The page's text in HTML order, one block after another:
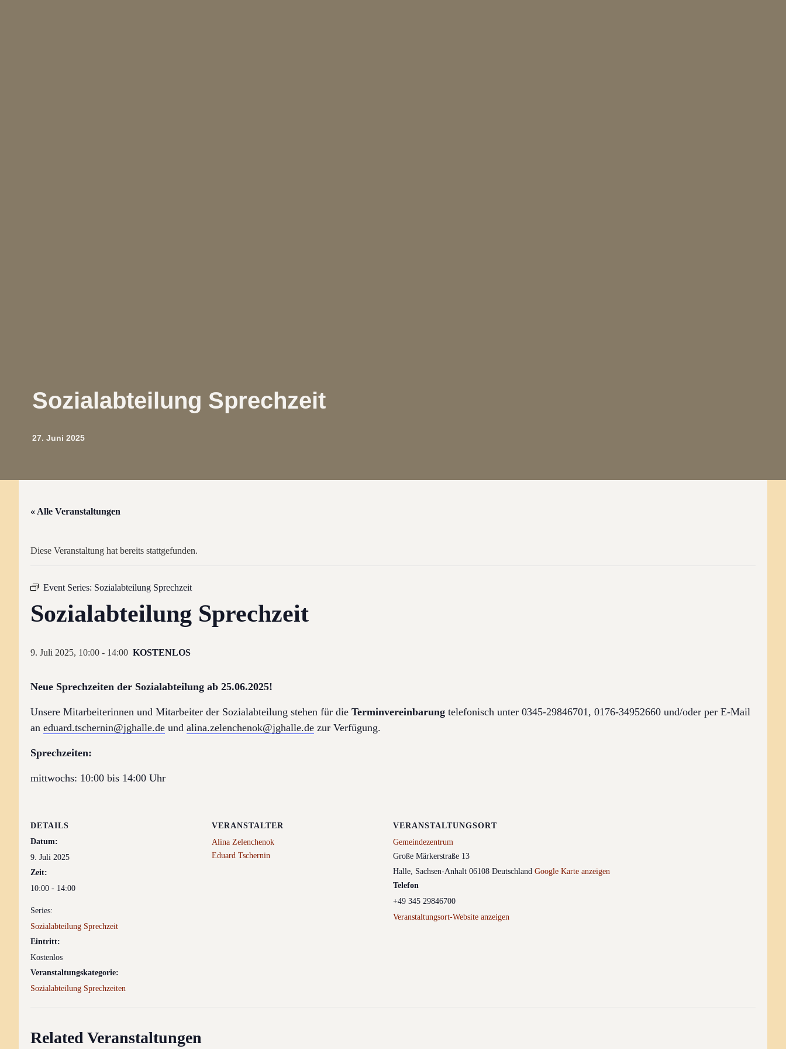
Sozialabteilung Sprechzeit
27. Juni 2025
« Alle Veranstaltungen
Diese Veranstaltung hat bereits stattgefunden.
Event Series: Sozialabteilung Sprechzeit
Sozialabteilung Sprechzeit
9. Juli 2025, 10:00 - 14:00 KOSTENLOS
Neue Sprechzeiten der Sozialabteilung ab 25.06.2025!
Unsere Mitarbeiterinnen und Mitarbeiter der Sozialabteilung stehen für die Terminvereinbarung telefonisch unter 0345-29846701, 0176-34952660 und/oder per E-Mail
an eduard.tschernin@jghalle.de und alina.zelenchenok@jghalle.de zur Verfügung.
Sprechzeiten:
mittwochs: 10:00 bis 14:00 Uhr
DETAILS
Datum:
9. Juli 2025
Zeit:
10:00 - 14:00
Series:
Sozialabteilung Sprechzeit
Eintritt:
Kostenlos
Veranstaltungskategorie:
Sozialabteilung Sprechzeiten
VERANSTALTER
Alina Zelenchenok
Eduard Tschernin
VERANSTALTUNGSORT
Gemeindezentrum
Große Märkerstraße 13
Halle, Sachsen-Anhalt 06108 Deutschland Google Karte anzeigen
Telefon
+49 345 29846700
Veranstaltungsort-Website anzeigen
Related Veranstaltungen